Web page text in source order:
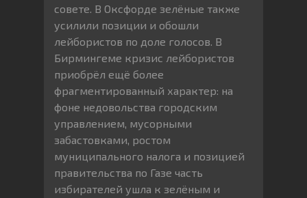
совете. В Оксфорде зелёные также
усилили позиции и обошли
лейбористов по доле голосов. В
Бирмингеме кризис лейбористов
приобрёл ещё более
фрагментированный характер: на
фоне недовольства городским
управлением, мусорными
забастовками, ростом
муниципального налога и позицией
правительства по Газе часть
избирателей ушла к зелёным и